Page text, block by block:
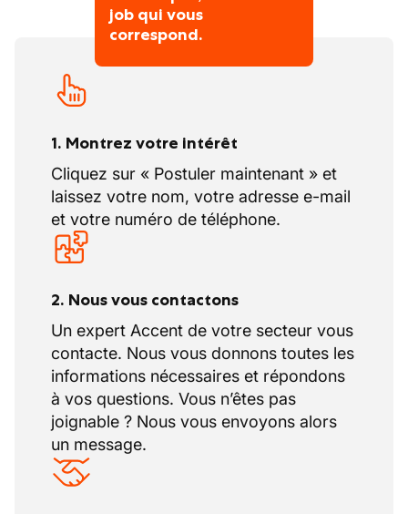
job qui vous
correspond.
1. Montrez votre intérêt
Cliquez sur « Postuler maintenant » et
laissez votre nom, votre adresse e-mail
et votre numéro de téléphone.
2. Nous vous contactons
Un expert Accent de votre secteur vous
contacte. Nous vous donnons toutes les
informations nécessaires et répondons
à vos questions. Vous n’êtes pas
joignable ? Nous vous envoyons alors
un message.